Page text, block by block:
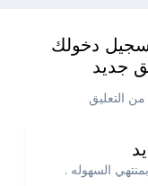
دخولك
جديد
التعليق
السهوله .